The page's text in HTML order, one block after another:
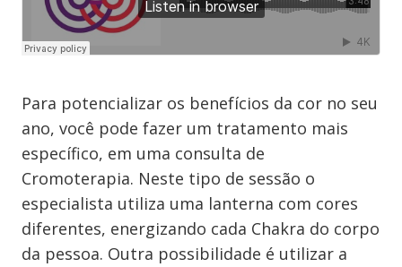
Para potencializar os benefícios da cor no seu
ano, você pode fazer um tratamento mais
específico, em uma consulta de
Cromoterapia. Neste tipo de sessão o
especialista utiliza uma lanterna com cores
diferentes, energizando cada Chakra do corpo
da pessoa. Outra possibilidade é utilizar a